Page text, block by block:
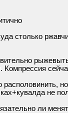
столько
Компрессия
не
ли